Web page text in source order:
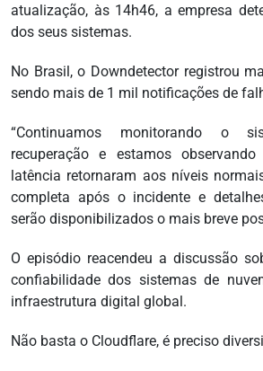
atualização, às 14h46, a empresa
dos seus sistemas.
No Brasil, o Downdetector registrou
sendo mais de 1 mil notificações de
“Continuamos monitorando o
recuperação e estamos
latência retornaram aos níveis
completa após o incidente e
serão disponibilizados o mais breve
O episódio reacendeu a discussão
confiabilidade dos sistemas de
infraestrutura digital global.
Não basta o Cloudflare, é preciso